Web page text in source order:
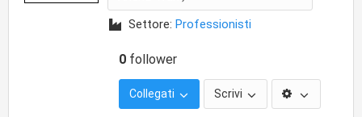
Settore: Professionisti
0 follower
Collegati Scrivi